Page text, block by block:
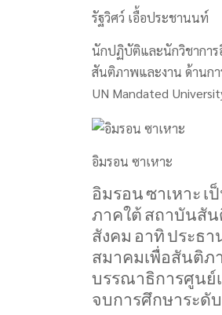
รัฐวิศว์ เอื้อประชานนท์
นักปฏิบัติและนักวิชากา
สันติภาพและงาน ด้านก
UN Mandated
อิมรอน ซาเหาะ
อิมรอนซาเหาะ เ
ภาคใต้ สถาบันสั
สังคม อาทิ ประธา
สมาคมเพื่อสันติภ
บรรณาธิการศูนย์
จบการศึกษาระดั